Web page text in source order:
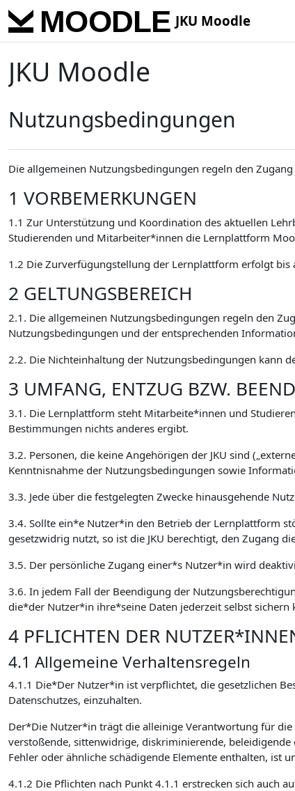
Skip to main content
JKU Moodle
JKU Moodle
Nutzungsbedingungen
Die allgemeinen Nutzungsbedingungen regeln den
1 VORBEMERKUNGEN
1.1 Zur Unterstützung und Koordination des aktuellen
Studierenden und Mitarbeiter*innen die Lernplattform
1.2 Die Zurverfügungstellung der Lernplattform erfolgt bis
2 GELTUNGSBEREICH
2.1. Die allgemeinen Nutzungsbedingungen regeln den
Nutzungsbedingungen und der entsprechenden
2.2. Die Nichteinhaltung der Nutzungsbedingungen kann
3 UMFANG, ENTZUG BZW.
3.1. Die Lernplattform steht Mitarbeite*innen und
Bestimmungen nichts anderes ergibt.
3.2. Personen, die keine Angehörigen der JKU sind
Kenntnisnahme der Nutzungsbedingungen sowie
3.3. Jede über die festgelegten Zwecke hinausgehende
3.4. Sollte ein*e Nutzer*in den Betrieb der Lernplattform
gesetzwidrig nutzt, so ist die JKU berechtigt, den Zugang
3.5. Der persönliche Zugang einer*s Nutzer*in wird
3.6. In jedem Fall der Beendigung der
die*der Nutzer*in ihre*seine Daten jederzeit selbst
4 PFLICHTEN DER
4.1 Allgemeine Verhaltensregeln
4.1.1 Die*Der Nutzer*in ist verpflichtet, die gesetzlichen
Datenschutzes, einzuhalten.
Der*Die Nutzer*in trägt die alleinige Verantwortung für
verstoßende, sittenwidrige, diskriminierende,
Fehler oder ähnliche schädigende Elemente enthalten, ist
4.1.2 Die Pflichten nach Punkt 4.1.1 erstrecken sich auch